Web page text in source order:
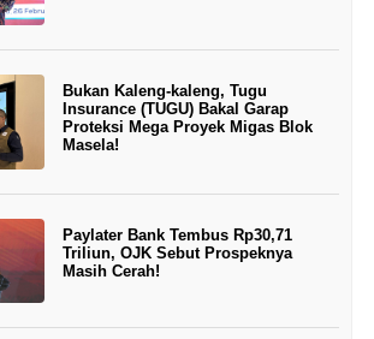
Bukan Kaleng-kaleng, Tugu
Insurance (TUGU) Bakal Garap
Proteksi Mega Proyek Migas Blok
Masela!
Paylater Bank Tembus Rp30,71
Triliun, OJK Sebut Prospeknya
Masih Cerah!